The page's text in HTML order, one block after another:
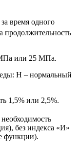
время одного
продолжительность
МПа или 25 МПа.
Н – нормальный
1,5% или 2,5%.
без индекса «И»
функции).